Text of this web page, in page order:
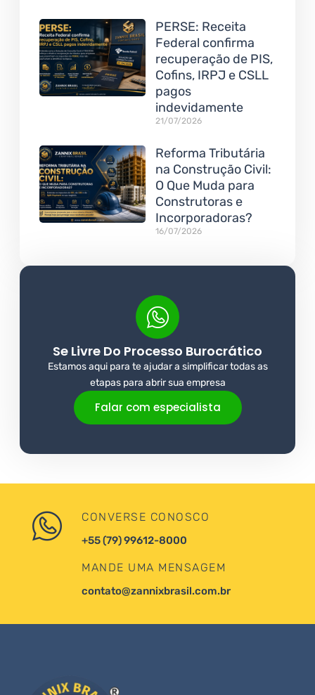
PERSE: Receita
Federal confirma
recuperação de PIS,
Cofins, IRPJ e CSLL
pagos
indevidamente
21/07/2026
Reforma Tributária
na Construção Civil:
O Que Muda para
Construtoras e
Incorporadoras?
16/07/2026
Se Livre Do Processo Burocrático
Estamos aqui para te ajudar a simplificar todas as
etapas para abrir sua empresa
Falar com especialista
CONVERSE CONOSCO
+55 (79) 99612-8000
MANDE UMA MENSAGEM
contato@zannixbrasil.com.br